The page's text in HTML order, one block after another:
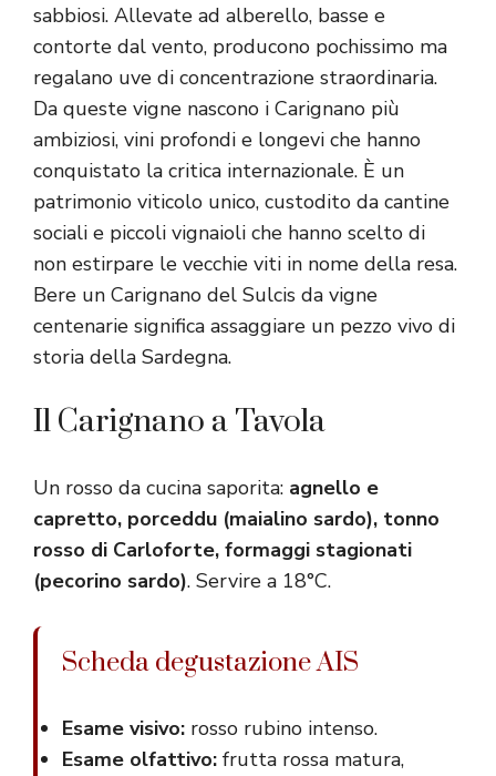
sabbiosi. Allevate ad alberello, basse e
contorte dal vento, producono pochissimo ma
regalano uve di concentrazione straordinaria.
Da queste vigne nascono i Carignano più
ambiziosi, vini profondi e longevi che hanno
conquistato la critica internazionale. È un
patrimonio viticolo unico, custodito da cantine
sociali e piccoli vignaioli che hanno scelto di
non estirpare le vecchie viti in nome della resa.
Bere un Carignano del Sulcis da vigne
centenarie significa assaggiare un pezzo vivo di
storia della Sardegna.
Il Carignano a Tavola
Un rosso da cucina saporita: agnello e
capretto, porceddu (maialino sardo), tonno
rosso di Carloforte, formaggi stagionati
(pecorino sardo). Servire a 18°C.
Scheda degustazione AIS
Esame visivo: rosso rubino intenso.
Esame olfattivo: frutta rossa matura,